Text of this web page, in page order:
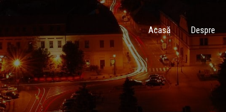
Acasă Despre